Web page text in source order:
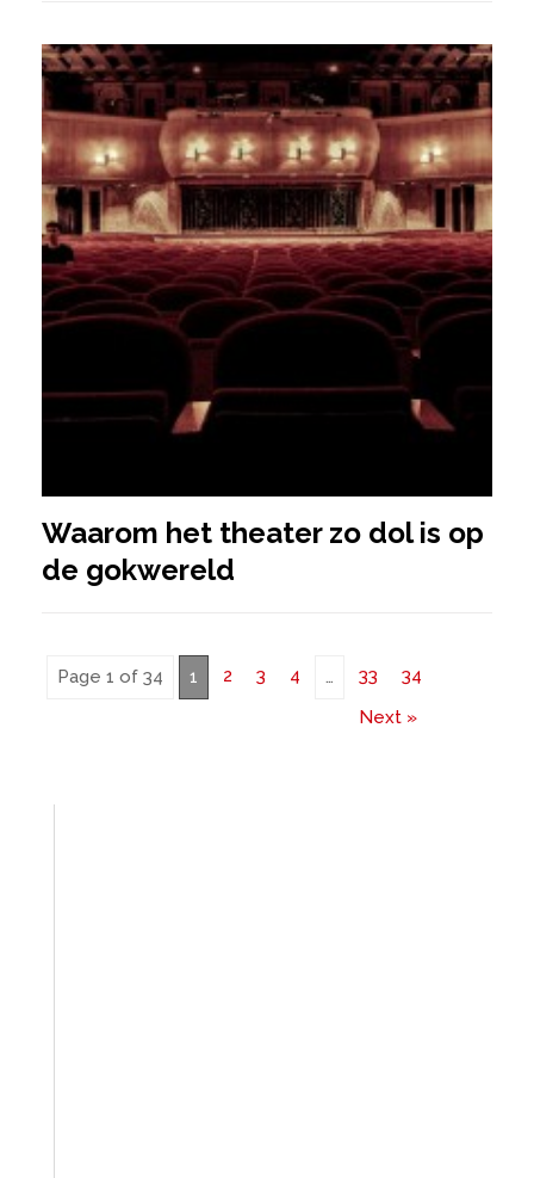
Waarom het theater zo dol is op
de gokwereld
Page 1 of 34 1 2 3 4 … 33
34
Next »